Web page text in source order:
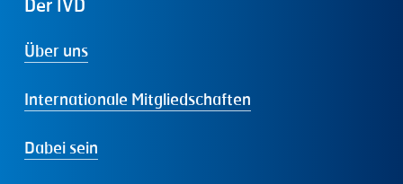
Der IVD
Über uns
Internationale Mitgliedschaften
Dabei sein